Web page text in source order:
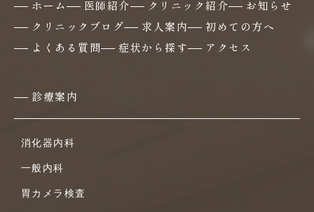
ホーム 医師紹介 クリニック紹介
お知らせ
クリニックブログ
求人案内
初めての方へ
よくある質問
症状から探す アクセス
診療案内
消化器内科
一般内科
胃カメラ検査